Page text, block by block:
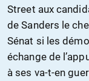
Street aux
de Sanders le
Sénat si les
échange de
à ses va-t-en